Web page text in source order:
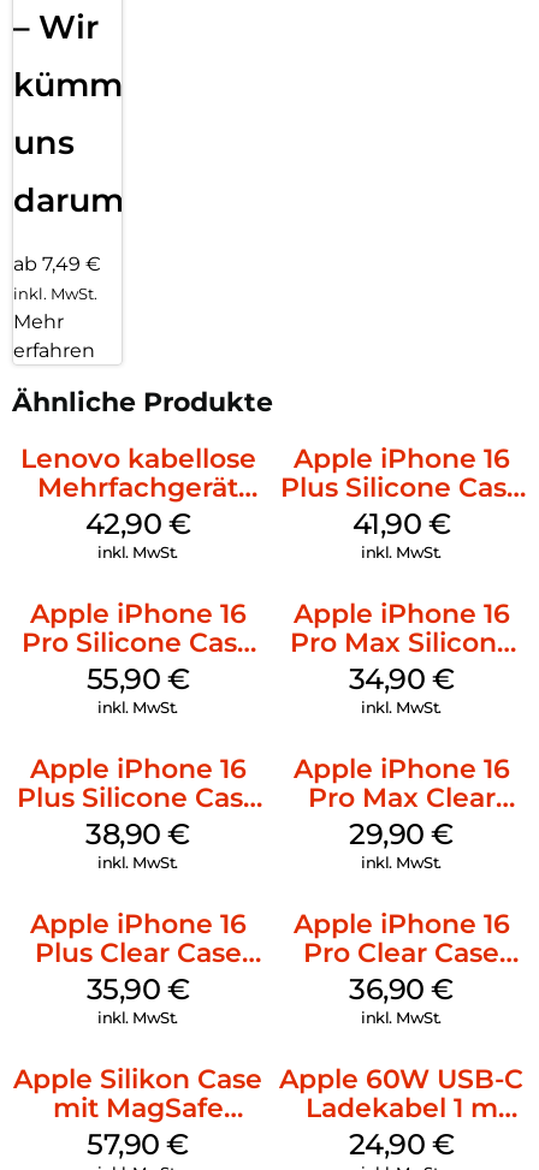
– Wir
kümmern
uns
darum!
ab 7,49 €
inkl. MwSt.
Mehr
erfahren
Ähnliche Produkte
Lenovo kabellose
Mehrfachgerät
Luna Grey
42,90 €
inkl. MwSt.
Apple iPhone 16
Plus Silicone Case
MagSafe Stone
Gray
41,90 €
inkl. MwSt.
Apple iPhone 16
Pro Silicone Case
MagSafe Stone
Gray
55,90 €
inkl. MwSt.
Apple iPhone 16
Pro Max Silicone
Case MagSafe
Denim
34,90 €
inkl. MwSt.
Apple iPhone 16
Plus Silicone Case
MagSafe Denim
38,90€
inkl. MwSt.
Apple iPhone 16
Pro Max Clear
Case MagSafe
Transparent
29,90€
inkl. MwSt.
Apple iPhone 16
Plus Clear Case
MagSafe
Transparent
35,90 €
inkl. MwSt.
Apple iPhone 16
Pro Clear Case
MagSafe
Transparent
36,90€
inkl. MwSt.
Apple Silikon Case
mit MagSafe
iPhone 14 Pro
57,90€
Apple 60W USB-C
Ladekabel 1 m
Weiß
24,90 €